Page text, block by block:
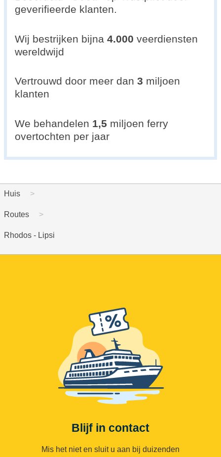
geverifieerde klanten.
Wij bestrijken bijna 4.000 veerdiensten
wereldwijd
Vertrouwd door meer dan 3 miljoen
klanten
We behandelen 1,5 miljoen ferry
overtochten per jaar
Huis
Routes
Rhodos - Lipsi
Blijf in contact
Mis het niet en sluit u aan bij duizenden